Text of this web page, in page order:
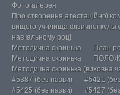
Фотогалерея
Про створення атестаційної
вищого училища фізичної
навчальному році
Методична скринька
План
Методична скринька
Методична скринька (виховна
#5387 (без назви)
#5421
#5425 (без назви)
#5427